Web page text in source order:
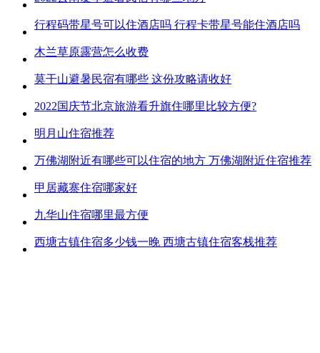
行程码带星号可以住酒店吗 行程卡带星号能住酒店吗
木兰草原露营怎么收费
莫干山避暑民宿有哪些 这份攻略请收好
2022国庆节北京旅游看升旗住哪里比较方便?
明月山住宿推荐
万佛湖附近有哪些可以住宿的地方 万佛湖附近住宿推荐
甲居藏寨住宿哪家好
九华山住宿哪里最方便
西塘古镇住宿多少钱一晚 西塘古镇住宿客栈推荐